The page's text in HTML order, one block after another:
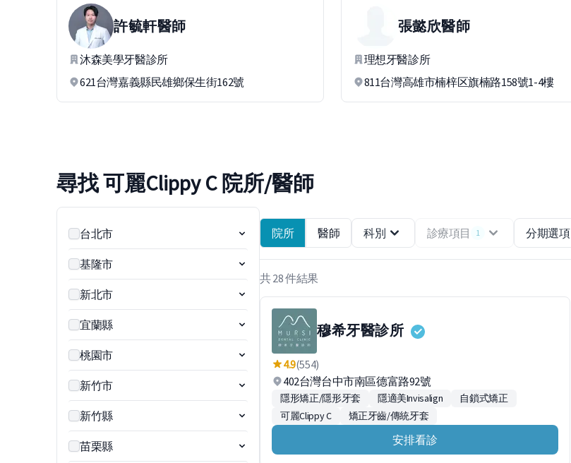
許毓軒醫師
沐森美學牙醫診所
621台灣嘉義縣民雄鄉保生街162號
張懿欣醫師
理想牙醫診所
811台灣高雄市楠梓区旗楠路158號1-4樓
尋找 可麗Clippy C 院所/醫師
台北市
基隆市
新北市
宜蘭縣
桃園市
新竹市
新竹縣
苗栗縣
院所 醫師 科別 診療項目 1 分期選項
共 28 件結果
穆希牙醫診所
4.9(554)
402台灣台中市南區德富路92號
隱形矯正/隱形牙套 隱適美Invisalign
自鎖式矯正
可麗Clippy C
矯正牙齒/傳統牙套
安排看診